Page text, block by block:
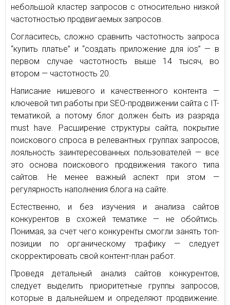
небольшой кластер запросов с относительно низкой
частотностью продвигаемых запросов.
Согласитесь, сложно сравнить частотность запроса
“купить платье” и “создать приложение для ios” — в
первом случае частотность выше 14 тысяч, во
втором — частотность 20.
Написание нишевого и качественного контента —
ключевой тип работы при SEO-продвижении сайта с IT-
тематикой, а потому блог должен быть из разряда
must have. Расширение структуры сайта, покрытие
поискового спроса в релевантных группах запросов,
лояльность заинтересованных пользователей — все
это основа поискового продвижения такого типа
сайтов. Не менее важный аспект при этом —
регулярность наполнения блога на сайте.
Естественно, и без изучения и анализа сайтов
конкурентов в схожей тематике — не обойтись.
Понимая, за счет чего конкуренты смогли занять топ-
позиции по органическому трафику — следует
скорректировать свой контент-план работ.
Проведя детальный анализ сайтов конкурентов,
следует выделить приоритетные группы запросов,
которые в дальнейшем и определяют продвижение.